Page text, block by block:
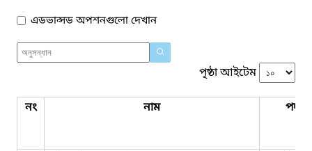
এডভান্সড অপশনগুলো দেখান
পৃষ্ঠা আইটেম
নং নাম পদবি